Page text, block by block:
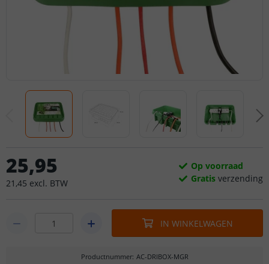
25,95
21 ,45 excl. BTW
Op voorraad
Gratis verzending
IN WINKELWAGEN
Productnummer: AC-DRIBOX-MGR